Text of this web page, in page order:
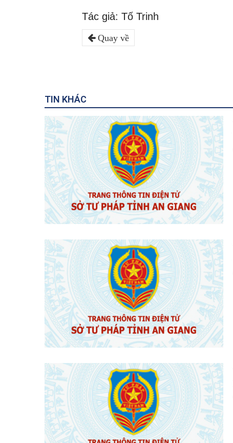
Tác giả: Tố Trinh
Quay về
TIN KHÁC